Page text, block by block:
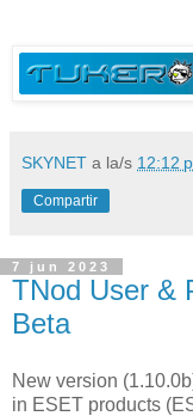
SKYNET a la/s 12:12
Compartir
7 jun 2023
TNod User &
Beta
New version
in ESET products